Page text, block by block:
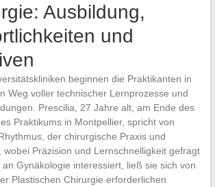
Ausbildung,
und
beginnen die Praktikanten in
Weg voller technischer Lernprozesse und
Prescilia, 27 Jahre alt, am Ende des
Praktikums in Montpellier, spricht von
der chirurgische Praxis und
Präzision und Lernschnelligkeit gefragt
Gynäkologie interessiert, ließ sie sich von
Plastischen Chirurgie erforderlichen